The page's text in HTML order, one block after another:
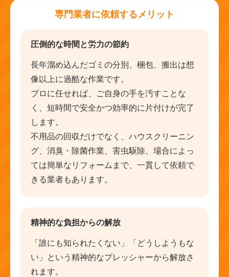
専門業者に依頼するメリット
圧倒的な時間と労力の節約
長年溜め込んだゴミの分別、梱包、搬出は想
像以上に過酷な作業です。
プロに任せれば、ご自身の手を汚すことな
く、短時間で安全かつ効率的に片付けが完了
します。
不用品の回収だけでなく、ハウスクリーニン
グ、消臭・除菌作業、害虫駆除、場合によっ
ては簡単なリフォームまで、一貫して依頼で
きる業者もあります。
精神的な負担からの解放
「誰にも知られたくない」「どうしようもな
い」という精神的なプレッシャーから解放さ
れます。